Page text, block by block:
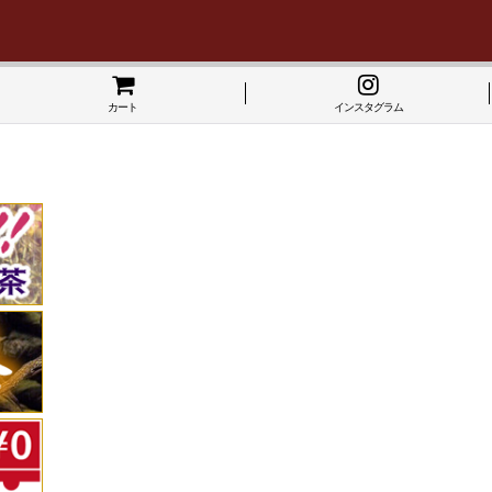
カート インスタグラム